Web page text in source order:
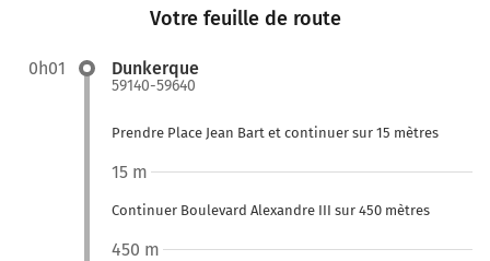
Votre feuille de route
0h01 Dunkerque
59140-59640
Prendre Place Jean Bart et continuer sur 15 mètres
Continuer Boulevard Alexandre III sur 450 mètres
15 m
450 m